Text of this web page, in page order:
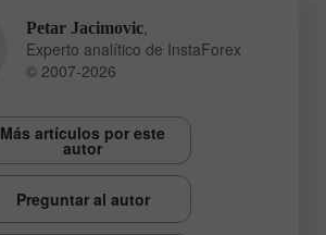
Petar Jacimovic,
Experto analítico de InstaForex
© 2007-2026
Más artículos por este
autor
Preguntar al autor